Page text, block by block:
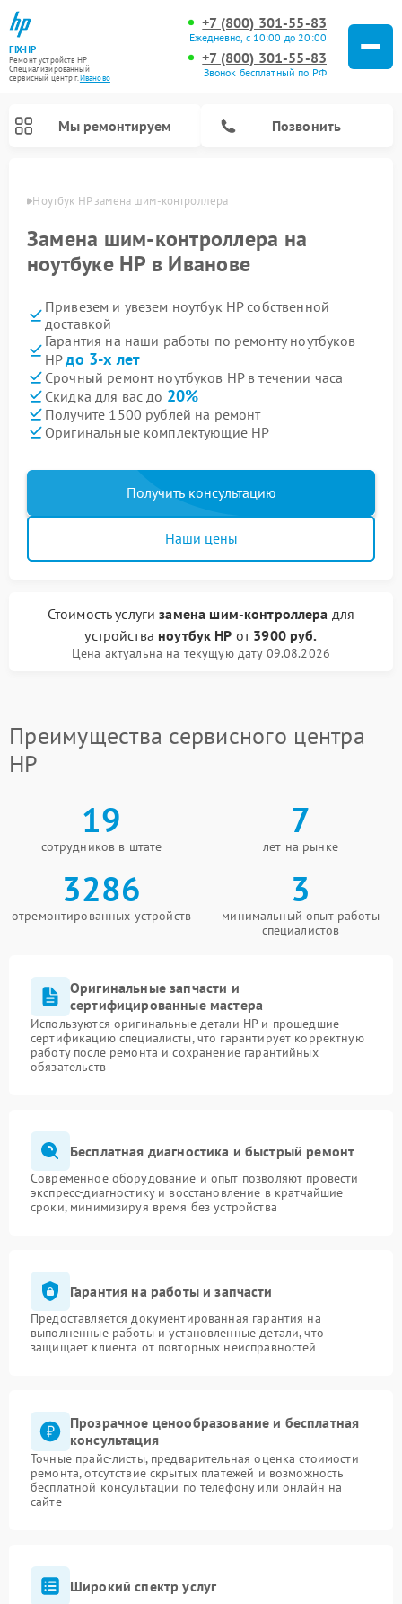
FIX-HP
Ремонт устройств HP
Специализированный
cервисный центр г.Иваново
+7 (800) 301-55-83
Ежедневно, с 10:00 до 20:00
+7 (800) 301-55-83
Звонок бесплатный по РФ
Мы ремонтируем Позвонить
Ноутбук HP замена шим-контроллера
Замена шим-контроллера на
ноутбуке HP в Иванове
Привезем и увезем ноутбук HP собственной
доставкой
Гарантия на наши работы по ремонту ноутбуков
HPдо 3-х лет
Срочный ремонт ноутбуков HP в течении часа
Скидка для вас до 20%
Получите 1500 рублей на ремонт
Оригинальные комплектующие HP
Получить консультацию
Наши цены
Стоимость услугизамена шим-контроллера для
устройства ноутбук HP от 3900 руб.
Цена актуальна на текущую дату 09.08.2026
Преимущества сервисного центра
HP
19
сотрудников в штате
7
лет на рынке
3286
отремонтированных устройств
3
минимальный опыт работы
специалистов
Оригинальные запчасти и
сертифицированные мастера
Используются оригинальные детали HP и прошедшие
сертификацию специалисты, что гарантирует корректную
работу после ремонта и сохранение гарантийных
обязательств
Бесплатная диагностика и быстрый ремонт
Современное оборудование и опыт позволяют провести
экспресс-диагностику и восстановление в кратчайшие
сроки, минимизируя время без устройства
Гарантия на работы и запчасти
Предоставляется документированная гарантия на
выполненные работы и установленные детали, что
защищает клиента от повторных неисправностей
Прозрачное ценообразование и бесплатная
консультация
Точные прайс-листы, предварительная оценка стоимости
ремонта, отсутствие скрытых платежей и возможность
бесплатной консультации по телефону или онлайн на
сайте
Широкий спектр услуг